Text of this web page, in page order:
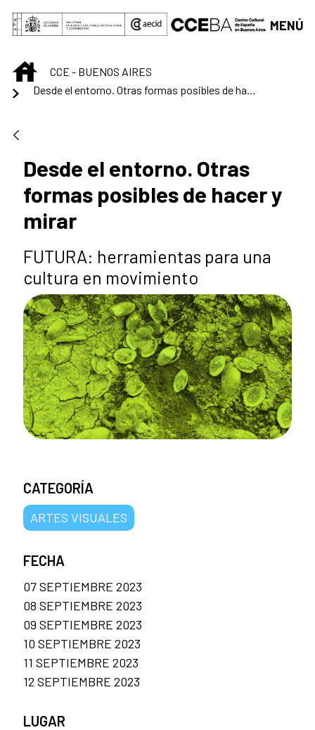
Saltar al contenido principal
MENÚ
INICIOCCE - BUENOS AIRES
Desde el entorno. Otras formas posibles de hacer y mirar
Desde el entorno. Otras
formas posibles de hacer y
mirar
FUTURA: herramientas para una
cultura en movimiento
CATEGORÍA
ARTES VISUALES
FECHA
07 SEPTIEMBRE 2023
08 SEPTIEMBRE 2023
09 SEPTIEMBRE 2023
10 SEPTIEMBRE 2023
11 SEPTIEMBRE 2023
12 SEPTIEMBRE 2023
LUGAR